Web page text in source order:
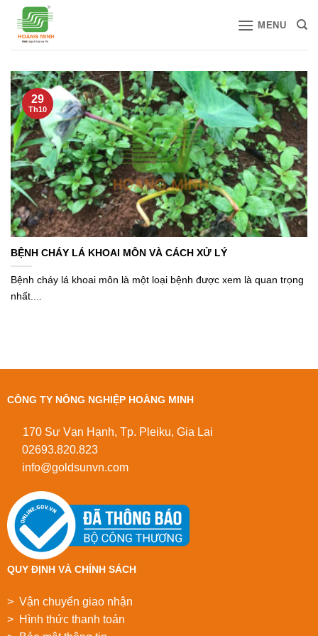
qua
MENU
BỆNH CHÁY LÁ KHOAI MÔN VÀ CÁCH XỬ LÝ
Bệnh cháy lá khoai môn là một loại bệnh được xem là quan trọng
nhất....
29
Th10
CÔNG TY NÔNG NGHIỆP HOÀNG MINH
170 Sư Vạn Hạnh, Tp. Pleiku, Gia Lai
02693.820.823
info@goldsunvn.com
QUY ĐỊNH VÀ CHÍNH SÁCH
> Vận chuyển giao nhận
> Hình thức thanh toán